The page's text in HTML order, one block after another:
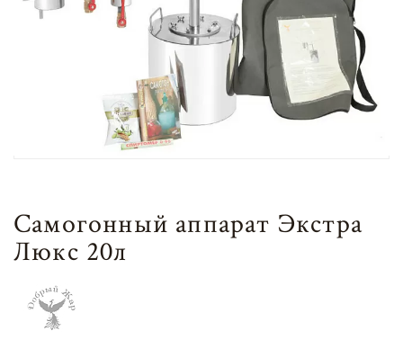
Самогонный аппарат Экстра
Люкс 20л